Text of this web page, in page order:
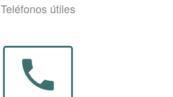
Teléfonos útiles
phone